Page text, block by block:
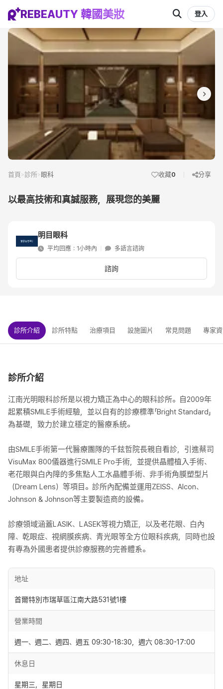
REBEAUTY 韓國美妝 登入
首頁>診所> 眼科 收藏0 分享
以最高技術和真誠服務，展現您的美麗
明目眼科
平均回應：1小時內 多語言諮詢
諮詢
診所介紹 診所特點 治療項目 設施圖片 常見問題 專家
診所介紹
江南光明眼科診所是以視力矯正為中心的眼科診所。自2009年
起累積SMILE手術經驗，並以自有的診療標準「Bright Standard」
為基礎，致力於建立穩定的醫療系統。
由SMILE手術第一代醫療團隊的千鉉哲院長親自看診，引進蔡司
VisuMax 800儀器進行SMILE Pro手術，並提供晶體植入手術、
老花眼與白內障的多焦點人工水晶體手術、非手術角膜塑型片
（Dream Lens）等項目。診所內配備並運用ZEISS、Alcon、
Johnson & Johnson等主要製造商的設備。
診療領域涵蓋LASIK、LASEK等視力矯正，以及老花眼、白內
障、乾眼症、視網膜疾病、青光眼等全方位眼科疾病，同時也設
有專為外國患者提供診療服務的完善體系。
地址
首爾特別市瑞草區江南大路531號1樓
營業時間
週一、週二、週四、週五 09:30-18:30，週六 08:30-17:00
休息日
星期三，星期日